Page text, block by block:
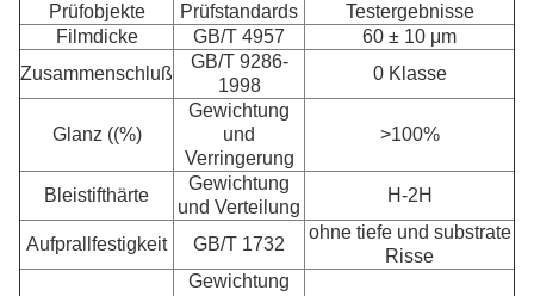
Prüfobjekte Prüfstandards
Testergebnisse
Filmdicke
GB/T 4957
60 ± 10 μm
Zusammenschluß
GB/T 9286-
1998
0 Klasse
Glanz ((%)
Gewichtung
und
Verringerung
>100%
Bleistifthärte
Gewichtung
und Verteilung
H-2H
Aufprallfestigkeit GB/T 1732
ohne tiefe und substrate
Risse
Gewichtung